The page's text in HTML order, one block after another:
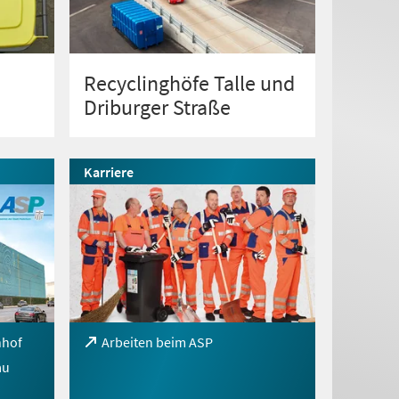
Recyclinghöfe Talle und
Driburger Straße
Karriere
Arbeiten beim ASP
(Öffnet